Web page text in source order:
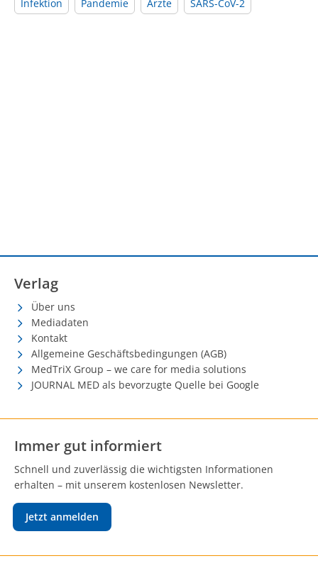
Infektion Pandemie Ärzte SARS-CoV-2
Verlag
Über uns
Mediadaten
Kontakt
Allgemeine Geschäftsbedingungen (AGB)
MedTriX Group – we care for media solutions
JOURNAL MED als bevorzugte Quelle bei Google
Immer gut informiert
Schnell und zuverlässig die wichtigsten Informationen
erhalten – mit unserem kostenlosen Newsletter.
Jetzt anmelden